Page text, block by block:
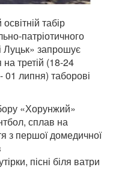
табір
патріотичного
Луцьк» запрошує
на третій (18-24
01 липня) таборові
«Хорунжий»
сплав на
з першої домедичної
пісні біля ватри